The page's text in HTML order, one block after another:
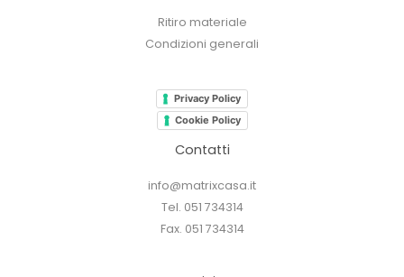
Ritiro materiale
Condizioni generali
Privacy Policy
Cookie Policy
Contatti
info@matrixcasa.it
Tel. 051 734314
Fax. 051 734314